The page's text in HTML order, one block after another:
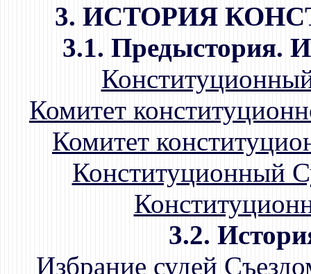
3. ИСТОРИЯ
3.1. Предыстория.
Комитет
Комитет
Конституционный
3.2.
Избрание судей